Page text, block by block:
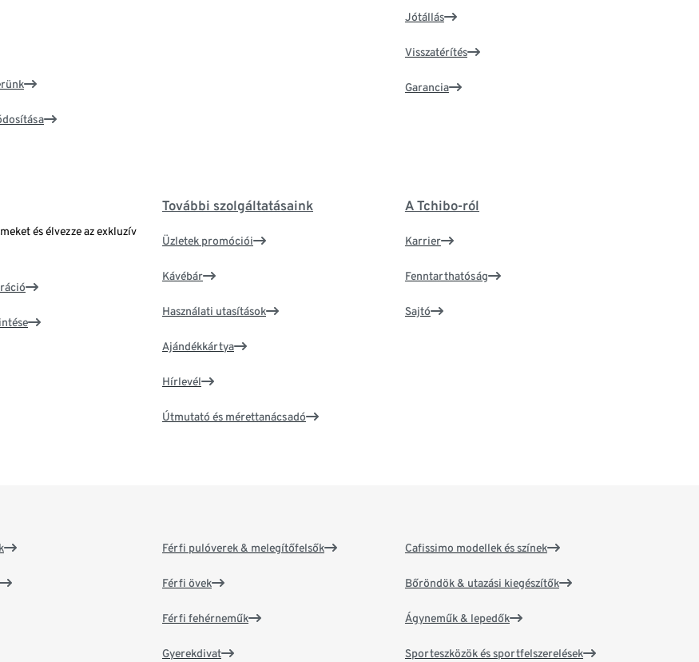
Jótállás
Visszatérítés
Garancia
és élvezze az exkluzív
További szolgáltatásaink
Üzletek promóciói
Kávébár
Használati utasítások
Ajándékkártya
Hírlevél
Útmutató és mérettanácsadó
A Tchibo-ról
Karrier
Fenntarthatóság
Sajtó
Férfi pulóverek & melegítőfelsők
Férfi övek
Férfi fehérneműk
Gyerekdivat
Cafissimo modellek és színek
Bőröndök & utazási kiegészítők
Ágyneműk & lepedők
Sporteszközök és sportfelszerelések